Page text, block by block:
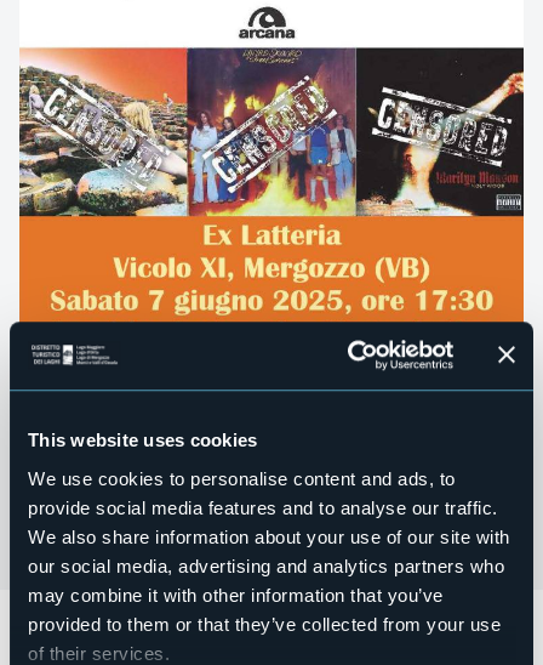
This website uses cookies
We use cookies to personalise content and ads, to
provide social media features and to analyse our traffic.
We also share information about your use of our site with
our social media, advertising and analytics partners who
may combine it with other information that you’ve
provided to them or that they’ve collected from your use
of their services.
Sabato 7 giugno alle ore 17,30si terràSCANDALO IN
COPERTINA(Censura, musica e immagini dagli anni ‘60 al